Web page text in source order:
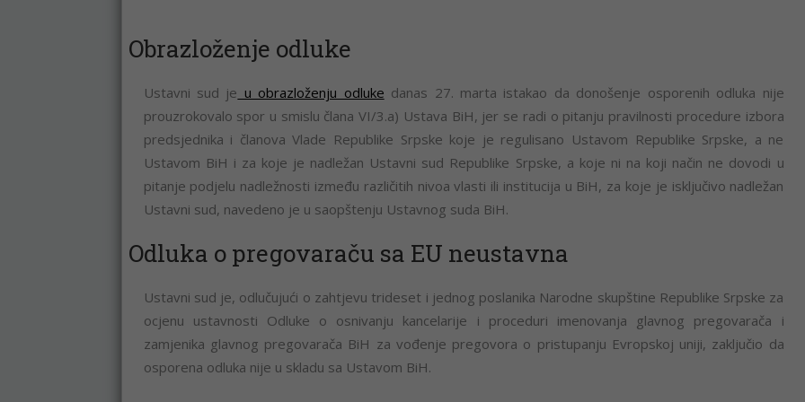
Obrazloženje odluke
Ustavni sud je u obrazloženju odluke danas 27. marta istakao da donošenje osporenih odluka nije
prouzrokovalo spor u smislu člana VI/3.a) Ustava BiH, jer se radi o pitanju pravilnosti procedure izbora
predsjednika i članova Vlade Republike Srpske koje je regulisano Ustavom Republike Srpske, a ne
Ustavom BiH i za koje je nadležan Ustavni sud Republike Srpske, a koje ni na koji način ne dovodi u
pitanje podjelu nadležnosti između različitih nivoa vlasti ili institucija u BiH, za koje je isključivo nadležan
Ustavni sud, navedeno je u saopštenju Ustavnog suda BiH.
Odluka o pregovaraču sa EU neustavna
Ustavni sud je, odlučujući o zahtjevu trideset i jednog poslanika Narodne skupštine Republike Srpske za
ocjenu ustavnosti Odluke o osnivanju kancelarije i proceduri imenovanja glavnog pregovarača i
zamjenika glavnog pregovarača BiH za vođenje pregovora o pristupanju Evropskoj uniji, zaključio da
osporena odluka nije u skladu sa Ustavom BiH.